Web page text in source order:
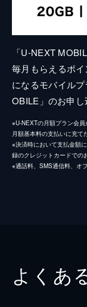
「U-NEXT
毎月もらえるポ
になるモバイル
OBILE」のお申し
※U-NEXTの月額プラン会
月額基本料の支払いに充て
※決済時において支払金額
録のクレジットカードでの
※通話料、SMS通信料、オ
よくあ